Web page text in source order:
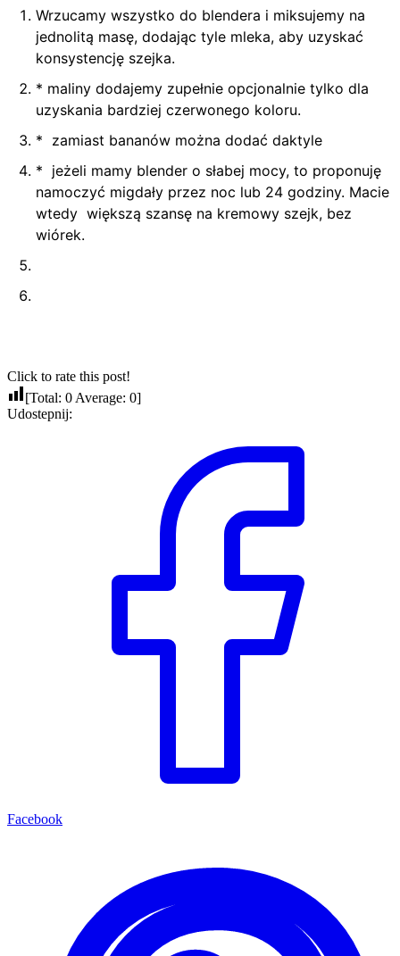
Wrzucamy wszystko do blendera i miksujemy na
jednolitą masę, dodając tyle mleka, aby uzyskać
konsystencję szejka.
* maliny dodajemy zupełnie opcjonalnie tylko dla
uzyskania bardziej czerwonego koloru.
* zamiast bananów można dodać daktyle
* jeżeli mamy blender o słabej mocy, to proponuję
namoczyć migdały przez noc lub 24 godziny. Macie
wtedy większą szansę na kremowy szejk, bez
wiórek.
Click to rate this post!
[Total: 0 Average: 0]
Udostepnij:
Facebook